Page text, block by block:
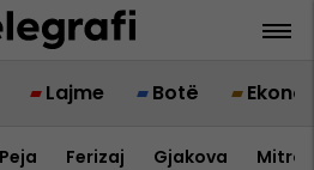
Lajme Botë
Peja Ferizaj Gjakova